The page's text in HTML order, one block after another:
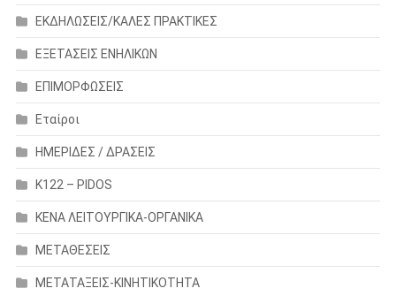
ΕΚΔΗΛΩΣΕΙΣ/ΚΑΛΕΣ ΠΡΑΚΤΙΚΕΣ
ΕΞΕΤΑΣΕΙΣ ΕΝΗΛΙΚΩΝ
ΕΠΙΜΟΡΦΩΣΕΙΣ
Εταίροι
ΗΜΕΡΙΔΕΣ / ΔΡΑΣΕΙΣ
Κ122 – PIDOS
ΚΕΝΑ ΛΕΙΤΟΥΡΓΙΚΑ-ΟΡΓΑΝΙΚΑ
ΜΕΤΑΘΕΣΕΙΣ
ΜΕΤΑΤΑΞΕΙΣ-ΚΙΝΗΤΙΚΟΤΗΤΑ